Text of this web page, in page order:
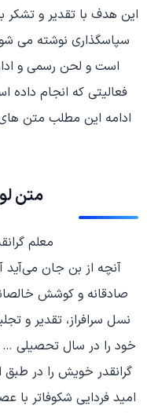
این هدف با تقدیر و تشکر
سپاسگذاری نوشته می
است و لحن رسمی و
فعالیتی که انجام
ادامه این مطلب متن های
متن
معلم
آنچه از بن جان
صادقانه و کوشش
نسل سرافراز، تقدیر و
خود را در سال تحصیلی …
گرانقدر خویش را در طبق
امید فردایی شکوفاتر با